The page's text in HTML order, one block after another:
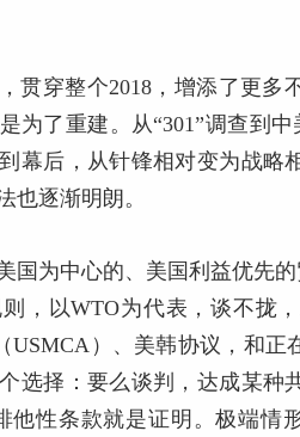
贯穿整个2018，增添了更
为了重建。从“301”调查到
幕后，从针锋相对变为战略
也逐渐明朗。
国为中心的、美国利益优先
，以WTO为代表，谈不拢
USMCA）、美韩协议，和
选择：要么谈判，达成某
他性条款就是证明。极端情